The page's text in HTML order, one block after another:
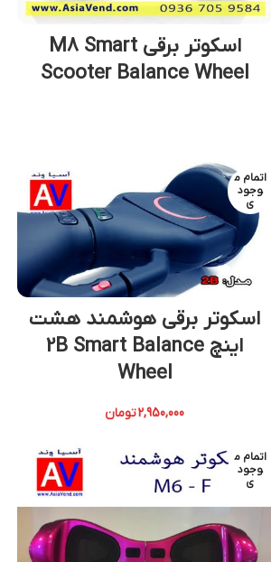
اسکوتر برقی M8 Smart
Scooter Balance Wheel
اتمام م
وجود
ی
اسکوتر برقی هوشمند هشت
اینچ 2B Smart Balance
Wheel
2,950,000تومان
اتمام م
وجود
ی